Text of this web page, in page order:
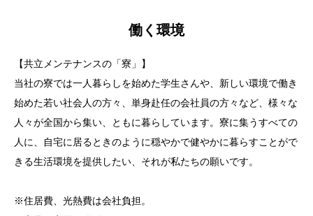
働く環境
【共立メンテナンスの「寮」】
当社の寮では一人暮らしを始めた学生さんや、新しい環境で働き
始めた若い社会人の方々、単身赴任の会社員の方々など、様々な
人々が全国から集い、ともに暮らしています。寮に集うすべての
人に、自宅に居るときのように穏やかで健やかに暮らすことがで
きる生活環境を提供したい、それが私たちの願いです。
※住居費、光熱費は会社負担。